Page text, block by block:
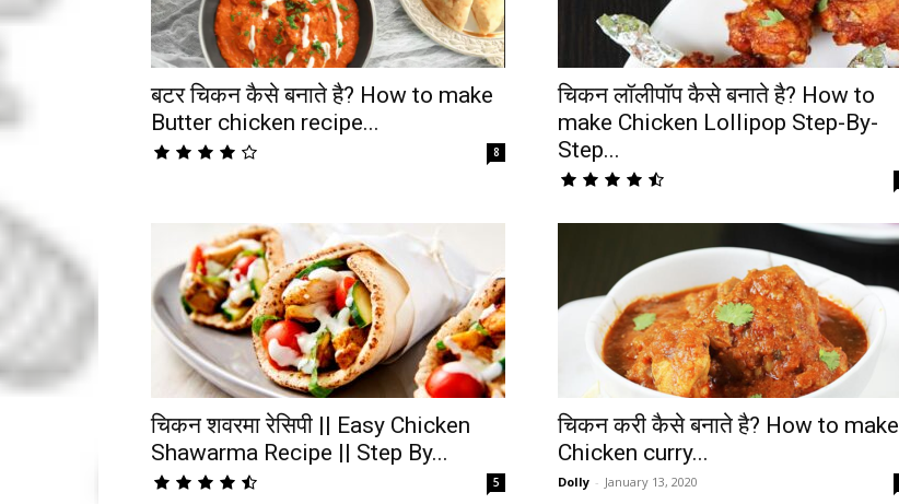
बटर चिकन कैसे बनाते है? How to make
Butter chicken recipe...
8
चिकन लॉलीपॉप कैसे बनाते है? How to
make Chicken Lollipop Step-By-
Step...
चिकन शवरमा रेसिपी || Easy Chicken
Shawarma Recipe || Step By...
5
चिकन करी कैसे बनाते है? How to make
Chicken curry...
Dolly - January 13, 2020